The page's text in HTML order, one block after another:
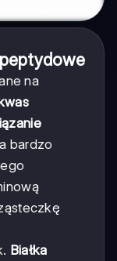
na
bardzo
Białka